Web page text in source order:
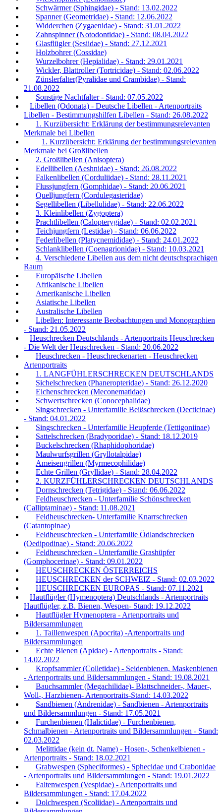
Schwärmer (Sphingidae) - Stand: 13.02.2022
Spanner (Geometridae) - Stand: 12.06.2022
Widderchen (Zygaenidae) - Stand: 31.01.2022
Zahnspinner (Notodontidae) - Stand: 08.04.2022
Glasflügler (Sesiidae) - Stand: 27.12.2021
Holzbohrer (Cossidae)
Wurzelbohrer (Hepialidae) - Stand: 29.01.2021
Wickler, Blattroller (Tortricidae) - Stand: 02.06.2022
Zünslerfalter(Pyralidae und Crambidae) - Stand:
21.08.2022
Sonstige Nachtfalter - Stand: 07.05.2022
Libellen (Odonata) - Deutsche Libellen - Artenportraits
Libellen - Bestimmungshilfen Libellen - Stand: 26.08.2022
1. Kurzübersicht: Erklärung der bestimmungsrelevanten
Merkmale bei Libellen
1. Kurzübersicht: Erklärung der bestimmungsrelevanten
Merkmale bei Großlibellen
2. Großlibellen (Anisoptera)
Edellibellen (Aeshnidae) - Stand: 26.08.2022
Falkenlibellen (Corduliidae) - Stand: 28.11.2021
Flussjungfern (Gomphidae) - Stand: 20.06.2021
Quelljungfern (Cordulegasteridae)
Segellibellen (Libellulidae) - Stand: 22.06.2022
3. Kleinlibellen (Zygoptera)
Prachtlibellen (Calopterygidae) - Stand: 02.02.2021
Teichjungfern (Lestidae) - Stand: 06.06.2022
Federlibellen (Platycnemididae) - Stand: 24.01.2022
Schlanklibellen (Coenagrionidae) - Stand: 10.03.2021
4. Verschiedene Libellen aus dem nicht deutschsprachigen
Raum
Europäische Libellen
Afrikanische Libellen
Amerikanische Libellen
Asiatische Libellen
Australische Libellen
Libellen: Interessante Beobachtungen und Monographien
- Stand: 21.05.2022
Heuschrecken Deutschlands - Artenportraits Heuschrecken
- Die Welt der Heuschrecken - Stand: 20.06.2022
Heuschrecken - Heuschreckenarten - Heuschrecken
Artenportraits
1. LANGFÜHLERSCHRECKEN DEUTSCHLANDS
Sichelschrecken (Phaneropteridae) - Stand: 26.12.2020
Eichenschrecken (Meconematidae)
Schwertschrecken (Conocephalidae)
Singschrecken - Unterfamilie Beißschrecken (Decticinae)
- Stand: 04.01.2022
Singschrecken - Unterfamilie Heupferde (Tettigoniinae)
Sattelschrecken (Bradyporidae) - Stand: 18.12.2019
Buckelschrecken (Rhaphidophoridae)
Maulwurfsgrillen (Gryllotalpidae)
Ameisengrillen (Myrmecophilidae)
Echte Grillen (Gryllidae) - Stand: 28.04.2022
2. KURZFÜHLERSCHRECKEN DEUTSCHLANDS
Dornschrecken (Tetrigidae) - Stand: 06.06.2022
Feldheuschrecken - Unterfamilie Schönschrecken
(Calliptaminae) - Stand: 11.08.2021
Feldheuschrecken- Unterfamilie Knarrschrecken
(Catantopinae)
Feldheuschrecken - Unterfamilie Ödlandschrecken
(Oedipodinae) - Stand: 20.06.2022
Feldheuschrecken - Unterfamilie Grashüpfer
(Gomphocerinae) - Stand: 09.01.2022
HEUSCHRECKEN ÖSTERREICHS
HEUSCHRECKEN der SCHWEIZ - Stand: 02.03.2022
HEUSCHRECKEN EUROPAS - Stand: 07.11.2021
Hautflügler (Hymenoptera) Deutschlands - Artenportraits
Hautflügler, z.B. Bienen, Wespen- Stand: 19.12.2022
Hautflügler Hymenoptera - Artenportraits und
Bildersammlungen
1. Taillenwespen (Apocrita) -Artenportraits und
Bildersammlungen
Echte Bienen (Apidae) - Artenportraits - Stand:
14.02.2022
Kropfsammler (Colletidae) - Seidenbienen, Maskenbienen
- Artenportraits und Bildersammlungen - Stand: 19.08.2021
Bauchsammler (Megachilidae)- Blattschneider-, Mauer-,
Woll-, Harzbienen- Artenportraits-Stand: 14.03.2022
Sandbienen (Andrenidae) - Sandbienen - Artenportraits
und Bildersammlungen - Stand: 17.05.2021
Furchenbienen (Halictidae) - Furchenbienen,
Schmalbienen - Artenportraits und Bildersammlungen - Stand:
02.03.2022
Melittidae (kein dt. Name) - Hosen-, Schenkelbienen -
Artenportraits - Stand: 18.02.2021
Grabwespen (Spheciformes) - Sphecidae und Crabonidae
- Artenportraits und Bildersammlungen - Stand: 19.01.2022
Faltenwespen (Vespidae) - Artenportraits und
Bildersammlungen - Stand: 17.04.2022
Dolchwespen (Scoliidae) - Artenportraits und